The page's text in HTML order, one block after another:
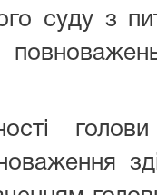
суду з